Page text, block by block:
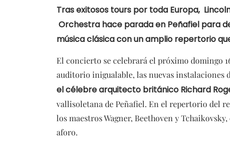
Tras exitosos tours por toda Europa,
Orchestra hace parada en Peñafiel para
música clásica con un amplio repertorio
El concierto se celebrará el próximo domingo
auditorio inigualable, las nuevas instalaciones
el célebre arquitecto británico Richard
vallisoletana de Peñafiel. En el repertorio del
los maestros Wagner, Beethoven y
aforo.